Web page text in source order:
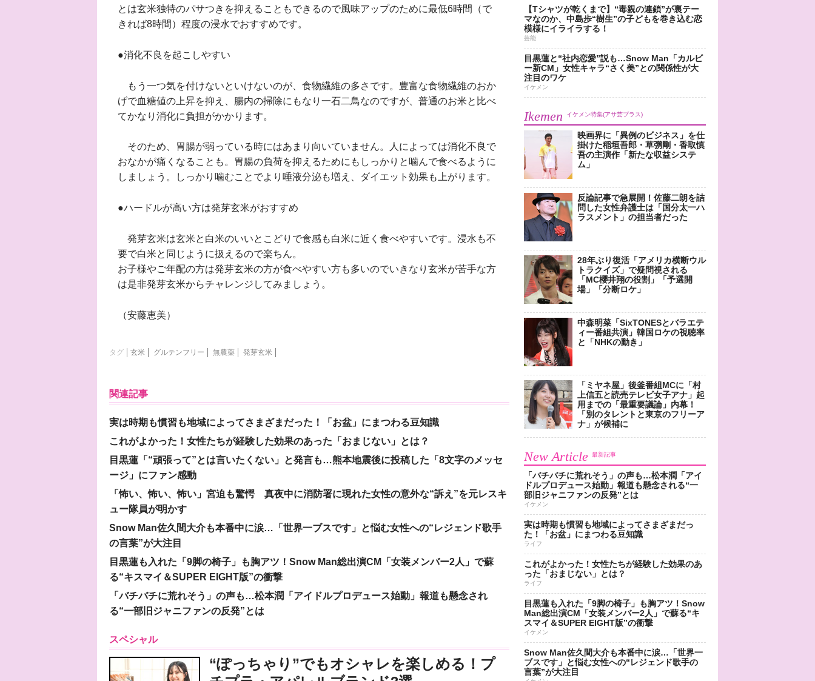
とは玄米独特のパサつきを抑えることもできるので風味アップのために最低6時間（で
きれば8時間）程度の浸水でおすすめです。
●消化不良を起こしやすい
もう一つ気を付けないといけないのが、食物繊維の多さです。豊富な食物繊維のおか
げで血糖値の上昇を抑え、腸内の掃除にもなり一石二鳥なのですが、普通のお米と比べ
てかなり消化に負担がかかります。
そのため、胃腸が弱っている時にはあまり向いていません。人によっては消化不良で
おなかが痛くなることも。胃腸の負荷を抑えるためにもしっかりと噛んで食べるように
しましょう。しっかり噛むことでより唾液分泌も増え、ダイエット効果も上がります。
●ハードルが高い方は発芽玄米がおすすめ
発芽玄米は玄米と白米のいいとこどりで食感も白米に近く食べやすいです。浸水も不
要で白米と同じように扱えるので楽ちん。
お子様やご年配の方は発芽玄米の方が食べやすい方も多いのでいきなり玄米が苦手な方
は是非発芽玄米からチャレンジしてみましょう。
（安藤恵美）
タグ 玄米 グルテンフリー 無農薬 発芽玄米
関連記事
実は時期も慣習も地域によってさまざまだった！「お盆」にまつわる豆知識
これがよかった！女性たちが経験した効果のあった「おまじない」とは？
目黒蓮「“頑張って”とは言いたくない」と発言も…熊本地震後に投稿した「8文字のメッセ
ージ」にファン感動
「怖い、怖い、怖い」宮迫も驚愕 真夜中に消防署に現れた女性の意外な“訴え”を元レスキ
ュー隊員が明かす
Snow Man佐久間大介も本番中に涙…「世界一ブスです」と悩む女性への“レジェンド歌手
の言葉”が大注目
目黒蓮も入れた「9脚の椅子」も胸アツ！Snow Man総出演CM「女装メンバー2人」で蘇
る“キスマイ＆SUPER EIGHT版”の衝撃
「バチバチに荒れそう」の声も…松本潤「アイドルプロデュース始動」報道も懸念され
る“一部旧ジャニファンの反発”とは
スペシャル
“ぽっちゃり”でもオシャレを楽しめる！プ
【Tシャツが乾くまで】“毒親の連鎖”が裏テー
マなのか、中島歩“樹生”の子どもを巻き込む恋
模様にイライラする！
芸能
目黒蓮と“社内恋愛”説も…Snow Man「カルビ
ー新CM」女性キャラ“さく美”との関係性が大
注目のワケ
イケメン
Ikemen イケメン特集(アサ芸プラス)
映画界に「異例のビジネス」を仕
掛けた稲垣吾郎・草彅剛・香取慎
吾の主演作「新たな収益システ
ム」
反論記事で急展開！佐藤二朗を詰
問した女性弁護士は「国分太一ハ
ラスメント」の担当者だった
28年ぶり復活「アメリカ横断ウル
トラクイズ」で疑問視される
「MC櫻井翔の役割」「予選開
場」「分断ロケ」
中森明菜「SixTONESとバラエテ
ィー番組共演」韓国ロケの視聴率
と「NHKの動き」
「ミヤネ屋」後釜番組MCに「村
上信五と読売テレビ女子アナ」起
用までの「最重要議論」内幕！
「別のタレントと東京のフリーア
ナ」が候補に
New Article 最新記事
「バチバチに荒れそう」の声も…松本潤「アイ
ドルプロデュース始動」報道も懸念される“一
部旧ジャニファンの反発”とは
イケメン
実は時期も慣習も地域によってさまざまだっ
た！「お盆」にまつわる豆知識
ライフ
これがよかった！女性たちが経験した効果のあ
った「おまじない」とは？
ライフ
目黒蓮も入れた「9脚の椅子」も胸アツ！Snow
Man総出演CM「女装メンバー2人」で蘇る“キ
スマイ＆SUPER EIGHT版”の衝撃
イケメン
Snow Man佐久間大介も本番中に涙…「世界一
ブスです」と悩む女性への“レジェンド歌手の
言葉”が大注目